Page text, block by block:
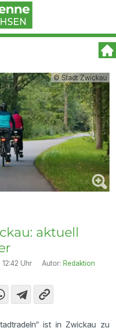
© Stadt Zwickau
aktuell
Uhr Autor: Redaktion
ist in Zwickau zu